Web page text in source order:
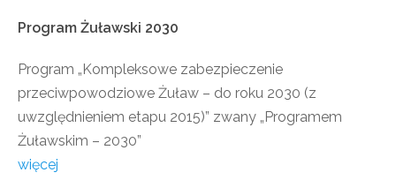
Program Żuławski 2030
Program „Kompleksowe zabezpieczenie
przeciwpowodziowe Żuław – do roku 2030 (z
uwzględnieniem etapu 2015)” zwany „Programem
Żuławskim – 2030”
więcej